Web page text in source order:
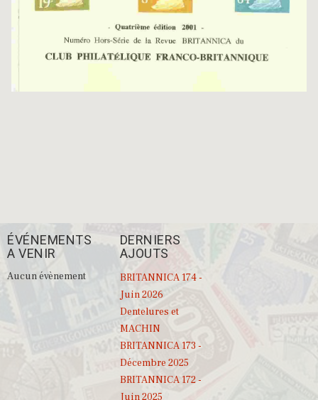
ÉVÉNEMENTS
A VENIR
Aucun évènement
DERNIERS
AJOUTS
BRITANNICA 174 -
Juin 2026
Dentelures et
MACHIN
BRITANNICA 173 -
Décembre 2025
BRITANNICA 172 -
Juin 2025